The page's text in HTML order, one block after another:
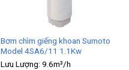
Bơm chìm giếng khoan Sumoto
Model 4SA6/11 1.1Kw
Lưu Lượng: 9.6m³/h